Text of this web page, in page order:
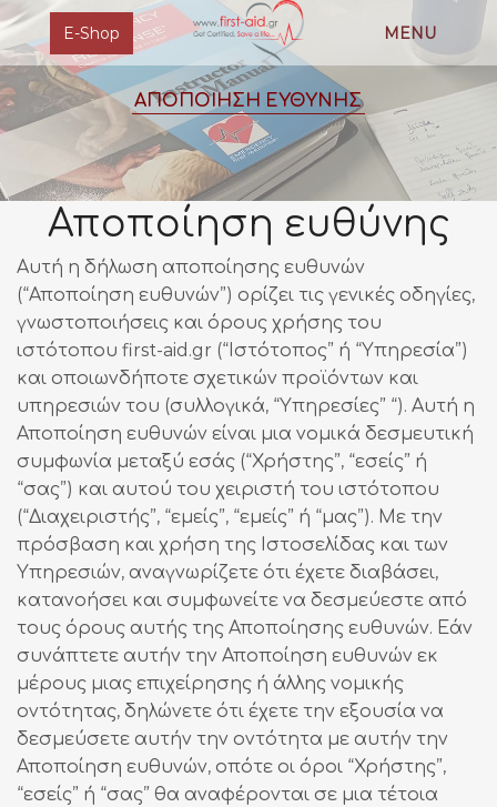
E-Shop MENU
ΑΠΟΠΟΙΗΣΗ ΕΥΘΥΝΗΣ
Αποποίηση ευθύνης
Αυτή η δήλωση αποποίησης ευθυνών
(“Αποποίηση ευθυνών”) ορίζει τις γενικές οδηγίες,
γνωστοποιήσεις και όρους χρήσης του
ιστότοπου first-aid.gr (“Ιστότοπος” ή “Υπηρεσία”)
και οποιωνδήποτε σχετικών προϊόντων και
υπηρεσιών του (συλλογικά, “Υπηρεσίες” “). Αυτή η
Αποποίηση ευθυνών είναι μια νομικά δεσμευτική
συμφωνία μεταξύ εσάς (“Χρήστης”, “εσείς” ή
“σας”) και αυτού του χειριστή του ιστότοπου
(“Διαχειριστής”, “εμείς”, “εμείς” ή “μας”). Με την
πρόσβαση και χρήση της Ιστοσελίδας και των
Υπηρεσιών, αναγνωρίζετε ότι έχετε διαβάσει,
κατανοήσει και συμφωνείτε να δεσμεύεστε από
τους όρους αυτής της Αποποίησης ευθυνών. Εάν
συνάπτετε αυτήν την Αποποίηση ευθυνών εκ
μέρους μιας επιχείρησης ή άλλης νομικής
οντότητας, δηλώνετε ότι έχετε την εξουσία να
δεσμεύσετε αυτήν την οντότητα με αυτήν την
Αποποίηση ευθυνών, οπότε οι όροι “Χρήστης”,
“εσείς” ή “σας” θα αναφέρονται σε μια τέτοια